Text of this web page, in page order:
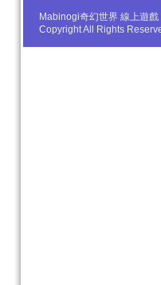
Mabinogi奇幻世界 線上遊
Copyright All Rights